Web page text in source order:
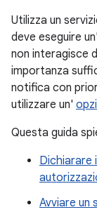
Utilizza un
deve eseguire
non interagisce
importanza
notifica con
utilizzare un'
Questa guida
Dichiarare
Avviare un